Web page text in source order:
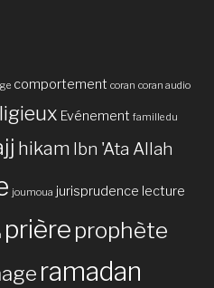
comportement coran coran audio
Evénement famille du
hikam Ibn 'Ata Allah
joumoua jurisprudence lecture
prière prophète
ramadan